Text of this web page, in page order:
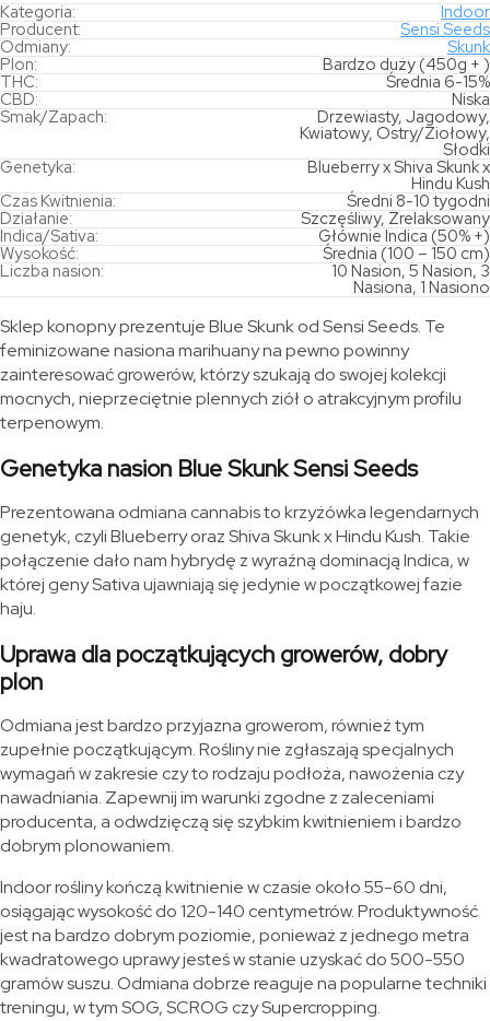
Kategoria:
Indoor
Producent:
Sensi Seeds
Odmiany:
Skunk
Plon:
Bardzo duży (450g + )
THC:
Średnia 6-15%
CBD:
Niska
Smak/Zapach:
Drzewiasty, Jagodowy,
Kwiatowy, Ostry/Ziołowy,
Słodki
Genetyka:
Blueberry x Shiva Skunk x
Hindu Kush
Czas Kwitnienia:
Średni 8-10 tygodni
Działanie:
Szczęśliwy, Zrelaksowany
Indica/Sativa:
Głównie Indica (50% +)
Wysokość:
Średnia (100 – 150 cm)
Liczba nasion:
10 Nasion, 5 Nasion, 3
Nasiona, 1 Nasiono
Sklep konopny prezentuje Blue Skunk od Sensi Seeds. Te
feminizowane nasiona marihuany na pewno powinny
zainteresować growerów, którzy szukają do swojej kolekcji
mocnych, nieprzeciętnie plennych ziół o atrakcyjnym profilu
terpenowym.
Genetyka nasion Blue Skunk Sensi Seeds
Prezentowana odmiana cannabis to krzyżówka legendarnych
genetyk, czyli Blueberry oraz Shiva Skunk x Hindu Kush. Takie
połączenie dało nam hybrydę z wyraźną dominacją Indica, w
której geny Sativa ujawniają się jedynie w początkowej fazie
haju.
Uprawa dla początkujących growerów, dobry
plon
Odmiana jest bardzo przyjazna growerom, również tym
zupełnie początkującym. Rośliny nie zgłaszają specjalnych
wymagań w zakresie czy to rodzaju podłoża, nawożenia czy
nawadniania. Zapewnij im warunki zgodne z zaleceniami
producenta, a odwdzięczą się szybkim kwitnieniem i bardzo
dobrym plonowaniem.
Indoor rośliny kończą kwitnienie w czasie około 55-60 dni,
osiągając wysokość do 120-140 centymetrów. Produktywność
jest na bardzo dobrym poziomie, ponieważ z jednego metra
kwadratowego uprawy jesteś w stanie uzyskać do 500-550
gramów suszu. Odmiana dobrze reaguje na popularne techniki
treningu, w tym SOG, SCROG czy Supercropping.